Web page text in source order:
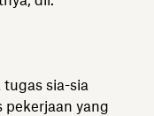
sia-sia
pekerjaan yang